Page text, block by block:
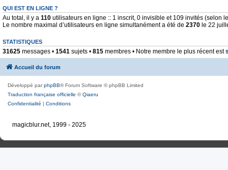
QUI EST EN LIGNE ?
Au total, il y a 110 utilisateurs en ligne :: 1 inscrit, 0 invisible et 109 invités (selon
Le nombre maximal d’utilisateurs en ligne simultanément a été de 2370 le 22
STATISTIQUES
31625 messages • 1541 sujets • 815 membres • Notre membre le plus récent est
Accueil du forum
Développé parphpBB® Forum Software © phpBB Limited
Traduction française officielle ©Qiaeru
Confidentialité | Conditions
magicblur.net, 1999 - 2025